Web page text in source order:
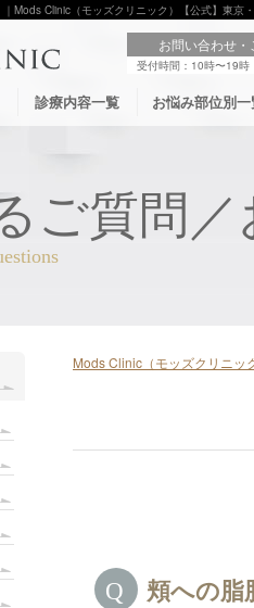
Mods Clinic（モッズクリニック）【公式】東京
お問い合わせ・
受付時間：10時〜19時
診療内容一覧 お悩み部位別一
ご質問
Mods Clinic（モッズクリニッ
頬への脂